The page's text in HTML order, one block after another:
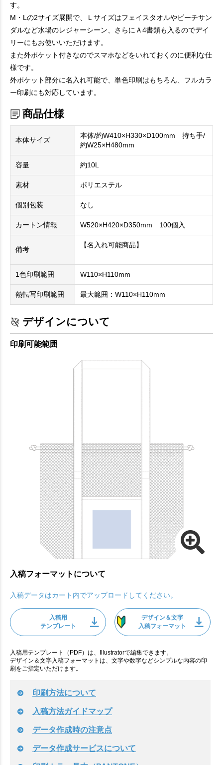
す。
M・Lの2サイズ展開で、Ｌサイズはフェイスタオルやビーチサン
ダルなど水場のレジャーシーン、さらにＡ4書類も入るのでデイ
リーにもお使いいただけます。
また外ポケット付きなのでスマホなどをいれておくのに便利な仕
様です。
外ポケット部分に名入れ可能で、単色印刷はもちろん、フルカラ
ー印刷にも対応しています。
商品仕様
本体サイズ
本体/約W410×H330×D100mm 持ち手/
約W25×H480mm
容量 約10L
素材 ポリエステル
個別包装 なし
カートン情報 W520×H420×D350mm 100個入
備考
【名入れ可能商品】
1色印刷範囲 W110×H110mm
熱転写印刷範囲 最大範囲：W110×H110mm
デザインについて
印刷可能範囲
入稿フォーマットについて
入稿データはカート内でアップロードしてください。
入稿用
テンプレート
デザイン＆文字
入稿フォーマット
入稿用テンプレート（PDF）は、Illustratorで編集できます。
デザイン＆文字入稿フォーマットは、文字や数字などシンプルな内容の印
刷をご指定いただけます。
印刷方法について
入稿方法ガイドマップ
データ作成時の注意点
データ作成サービスについて